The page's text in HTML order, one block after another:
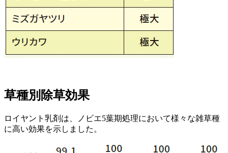
草種別除草効果
ロイヤント乳剤は、ノビエ5葉期処理において様々な雑草種
に高い効果を示しました。